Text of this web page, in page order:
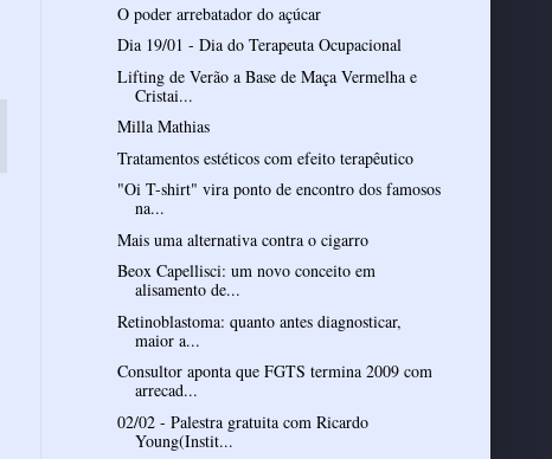
O poder arrebatador do açúcar
Dia 19/01 - Dia do Terapeuta Ocupacional
Lifting de Verão a Base de Maça Vermelha e
Cristai...
Milla Mathias
Tratamentos estéticos com efeito terapêutico
"Oi T-shirt" vira ponto de encontro dos famosos
na...
Mais uma alternativa contra o cigarro
Beox Capellisci: um novo conceito em
alisamento de...
Retinoblastoma: quanto antes diagnosticar,
maior a...
Consultor aponta que FGTS termina 2009 com
arrecad...
02/02 - Palestra gratuita com Ricardo
Young(Instit...